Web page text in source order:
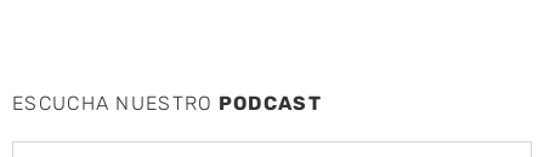
ESCUCHA NUESTRO PODCAST